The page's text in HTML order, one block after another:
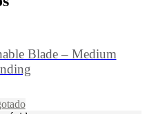
Blade – Medium